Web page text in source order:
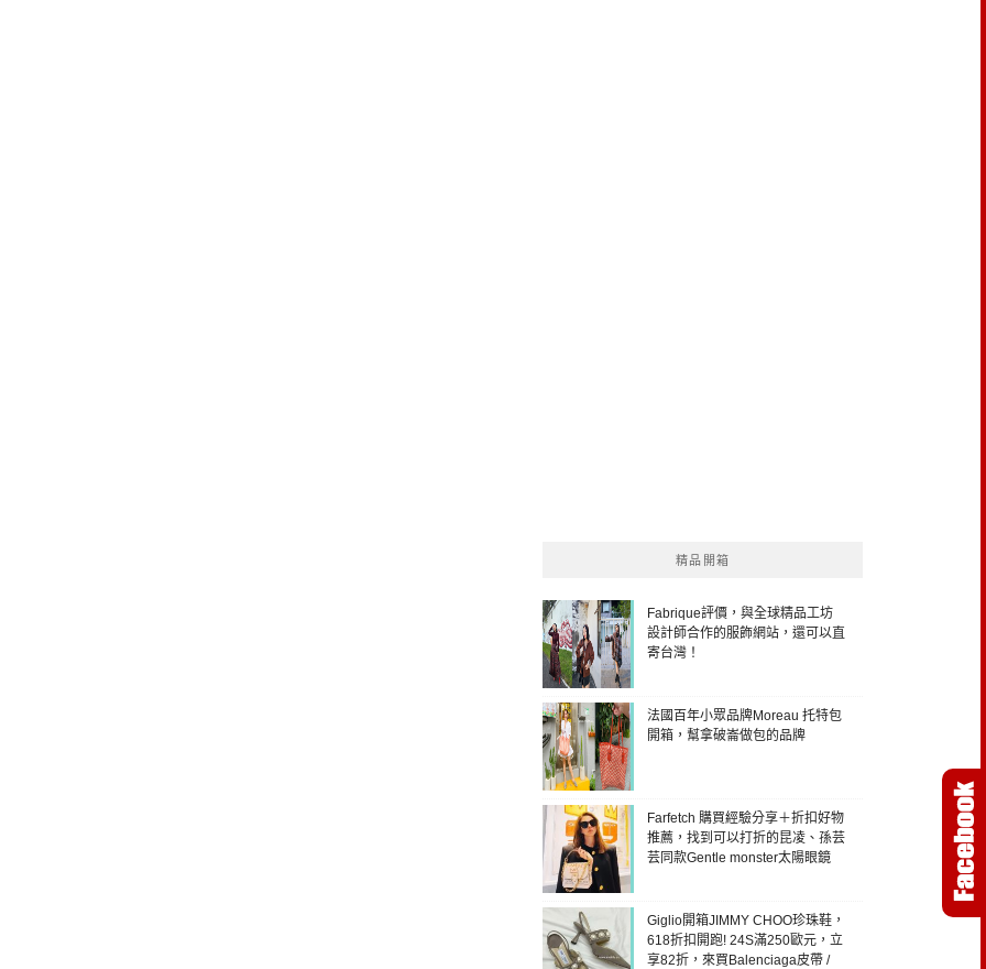
精品開箱
Fabrique評價，與全球精品工坊
設計師合作的服飾網站，還可以直
寄台灣！
法國百年小眾品牌Moreau 托特包
開箱，幫拿破崙做包的品牌
Farfetch 購買經驗分享＋折扣好物
推薦，找到可以打折的昆凌、孫芸
芸同款Gentle monster太陽眼鏡
Giglio開箱JIMMY CHOO珍珠鞋，
618折扣開跑! 24S滿250歐元，立
享82折，來買Balenciaga皮帶 /